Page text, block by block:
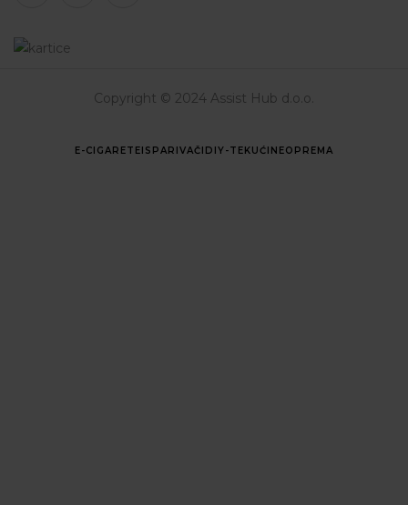
Copyright © 2024 Assist Hub d.o.o.
E-CIGARETEISPARIVAČI DIY-TEKUĆINEOPREMA